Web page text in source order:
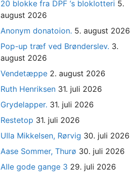
20 blokke fra DPF ‘s bloklotteri 5.
august 2026
Anonym donatoion. 5. august 2026
Pop-up træf ved Brønderslev. 3.
august 2026
Vendetæppe 2. august 2026
Ruth Henriksen 31. juli 2026
Grydelapper. 31. juli 2026
Restetop 31. juli 2026
Ulla Mikkelsen, Rørvig 30. juli 2026
Aase Sommer, Thurø 30. juli 2026
Alle gode gange 3 29. juli 2026